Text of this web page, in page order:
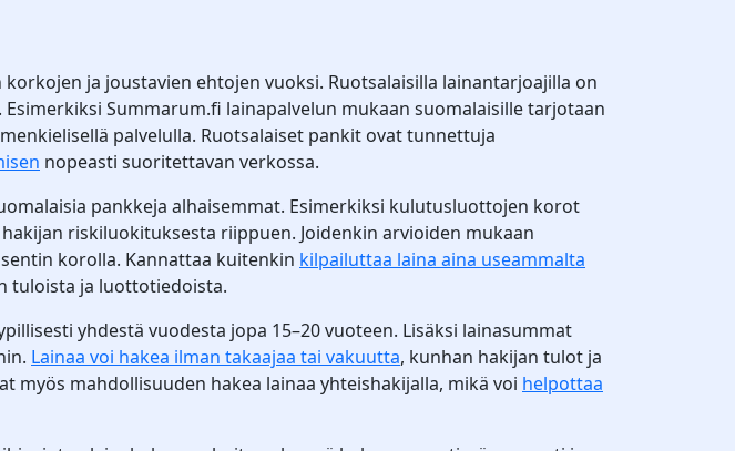
ja joustavien ehtojen vuoksi. Ruotsalaisilla lainantarjoajilla on
Summarum.fi lainapalvelun mukaan suomalaisille tarjotaan
palvelulla. Ruotsalaiset pankit ovat tunnettuja
nopeasti suoritettavan verkossa.
pankkeja alhaisemmat. Esimerkiksi kulutusluottojen korot
riskiluokituksesta riippuen. Joidenkin arvioiden mukaan
korolla. Kannattaa kuitenkin kilpailuttaa laina aina useammalta
tuloista ja luottotiedoista.
yhdestä vuodesta jopa 15–20 vuoteen. Lisäksi lainasummat
Lainaa voi hakea ilman takaajaa tai vakuutta, kunhan hakijan tulot ja
mahdollisuuden hakea lainaa yhteishakijalla, mikä voi helpottaa